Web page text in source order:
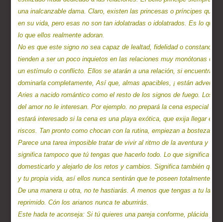
una inalcanzable dama. Claro, existen las princesas o príncipes que
en su vida, pero esas no son tan idolatradas o idolatrados. Es lo que
lo que ellos realmente adoran.
No es que este signo no sea capaz de lealtad, fidelidad o constancia.
tienden a ser un poco inquietos en las relaciones muy monótonas o
un estímulo o conflicto. Ellos se atarán a una relación, si encuentran
dominarla completamente, Así que, almas apacibles, ¡ están
Aries a nacido romántico como el resto de los signos de fuego. Los
del amor no le interesan. Por ejemplo. no prepará la cena especial
estará interesado si la cena es una playa exótica, que exija llegar en
riscos. Tan pronto como chocan con la rutina, empiezan a bostezar.
Parece una tarea imposible tratar de vivir al ritmo de la aventura y
significa tampoco que tú tengas que hacerlo todo. Lo que significa es
domesticarlo y alejarlo de los retos y cambios. Significa también que
y tu propia vida, así ellos nunca sentirán que te poseen totalmente.
De una manera u otra, no te hastiarás. A menos que tengas a tu lado
reprimido. Cón los arianos nunca te aburrirás.
Este hada te aconseja: Si tú quieres una pareja conforme, plácida y